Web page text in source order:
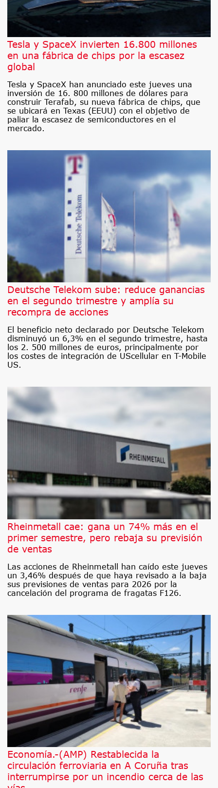
Tesla y SpaceX invierten 16.800 millones
en una fábrica de chips por la escasez
global
Tesla y SpaceX han anunciado este jueves una
inversión de 16. 800 millones de dólares para
construir Terafab, su nueva fábrica de chips, que
se ubicará en Texas (EEUU) con el objetivo de
paliar la escasez de semiconductores en el
mercado.
Deutsche Telekom sube: reduce ganancias
en el segundo trimestre y amplía su
recompra de acciones
El beneficio neto declarado por Deutsche Telekom
disminuyó un 6,3% en el segundo trimestre, hasta
los 2. 500 millones de euros, principalmente por
los costes de integración de UScellular en T-Mobile
US.
Rheinmetall cae: gana un 74% más en el
primer semestre, pero rebaja su previsión
de ventas
Las acciones de Rheinmetall han caído este jueves
un 3,46% después de que haya revisado a la baja
sus previsiones de ventas para 2026 por la
cancelación del programa de fragatas F126.
Economía.-(AMP) Restablecida la
circulación ferroviaria en A Coruña tras
interrumpirse por un incendio cerca de las